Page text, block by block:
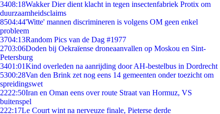
3408:18Wakker Dier dient klacht in tegen insectenfabriek Protix om
duurzaamheidsclaims
8504:44'Witte' mannen discrimineren is volgens OM geen enkel
probleem
3704:13Random Pics van de Dag #1977
2703:06Doden bij Oekraïense droneaanvallen op Moskou en Sint-
Petersburg
3401:01Kind overleden na aanrijding door AH-bestelbus in Dordrecht
5300:28Van den Brink zet nog eens 14 gemeenten onder toezicht om
spreidingswet
2222:50Iran en Oman eens over route Straat van Hormuz, VS
buitenspel
222:17Le Court wint na nerveuze finale, Pieterse derde